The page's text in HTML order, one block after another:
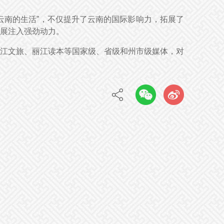
的生活”，不仅提升了云南的国际影响力，拓展了
注入强劲动力。
文旅、丽江读本等国家级、省级和州市级媒体，对